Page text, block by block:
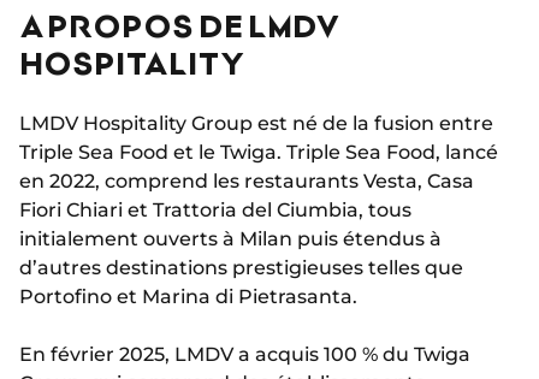
A PROPOS DE LMDV
HOSPITALITY
LMDV Hospitality Group est né de la fusion entre
Triple Sea Food et le Twiga. Triple Sea Food, lancé
en 2022, comprend les restaurants Vesta, Casa
Fiori Chiari et Trattoria del Ciumbia, tous
initialement ouverts à Milan puis étendus à
d’autres destinations prestigieuses telles que
Portofino et Marina di Pietrasanta.
En février 2025, LMDV a acquis 100 % du Twiga